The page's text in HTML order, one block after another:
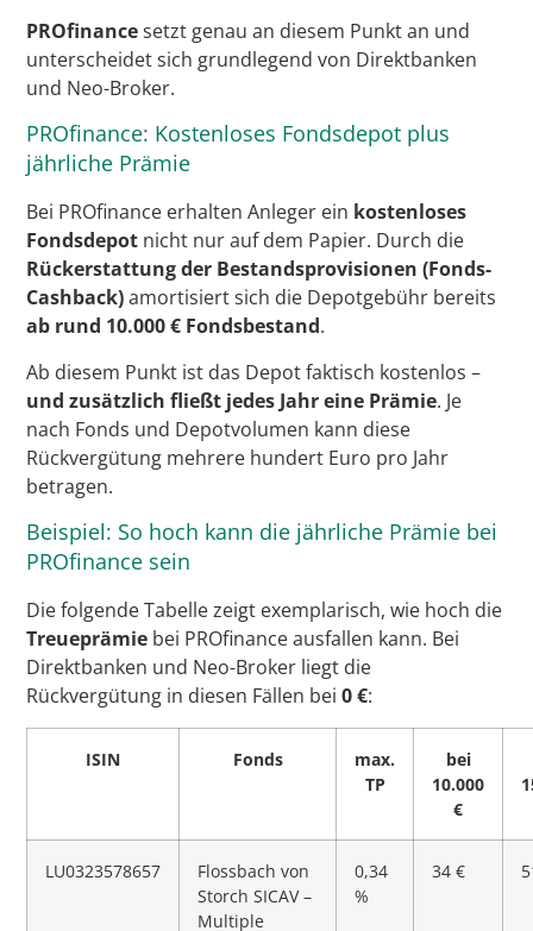
PROfinancesetzt genau an diesem Punkt an und
unterscheidet sich grundlegend von Direktbanken
und Neo-Broker.
PROfinance: Kostenloses Fondsdepot plus
jährliche Prämie
Bei PROfinance erhalten Anleger ein kostenloses
Fondsdepot nicht nur auf dem Papier. Durch die
Rückerstattung der Bestandsprovisionen (Fonds-
Cashback)amortisiert sich die Depotgebühr bereits
ab rund 10.000 € Fondsbestand.
Ab diesem Punkt ist das Depot faktisch kostenlos –
und zusätzlich fließt jedes Jahr eine Prämie. Je
nach Fonds und Depotvolumen kann diese
Rückvergütung mehrere hundert Euro pro Jahr
betragen.
Beispiel: So hoch kann die jährliche Prämie bei
PROfinance sein
Die folgende Tabelle zeigt exemplarisch, wie hoch die
Treueprämie bei PROfinance ausfallen kann. Bei
Direktbanken und Neo-Broker liegt die
Rückvergütung in diesen Fällen bei0 €:
ISIN Fonds
max.
TP
bei
10.000
€
LU0323578657
Flossbach von
Storch SICAV –
Multiple
0,34
%
34 €